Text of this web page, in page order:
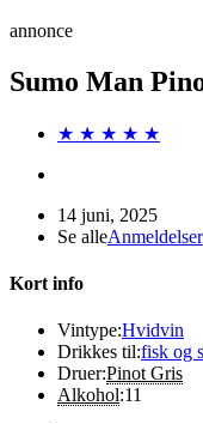
annonce
Sumo Man
★ ★ ★ ★ ★
14 juni, 2025
Se alleAnmeldelser
Kort info
Vintype:Hvidvin
Drikkes til:fisk og
Druer:Pinot Gris
Alkohol:11